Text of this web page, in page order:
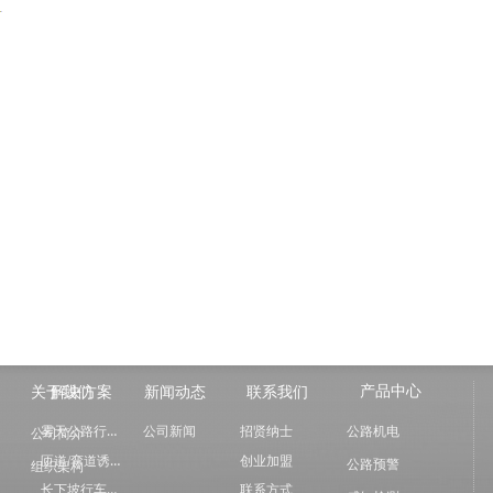
关于我们 新闻动态 联系我们 产品中心
解决方案
公司简介
组织架构
雾天公路行车诱导
匝道/弯道诱导方案
公司新闻
招贤纳士
创业加盟
公路机电
公路预警